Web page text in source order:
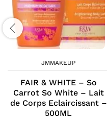
JMMAKEUP
FAIR & WHITE – So
Carrot So White – Lait
de Corps Eclaircissant –
500ML